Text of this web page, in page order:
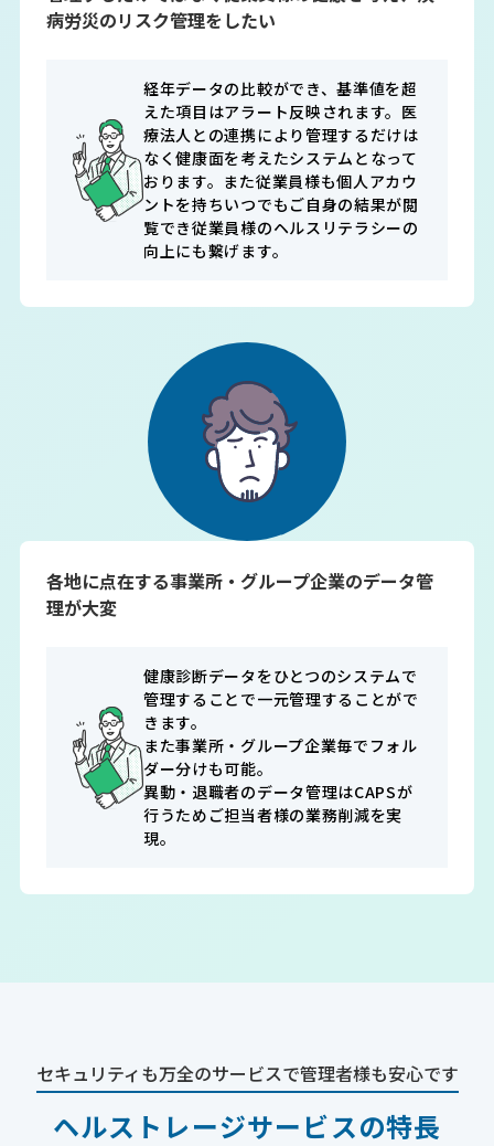
病労災のリスク管理をしたい
経年データの比較ができ、基準値を超
えた項目はアラート反映されます。医
療法人との連携により管理するだけは
なく健康面を考えたシステムとなって
おります。また従業員様も個人アカウ
ントを持ちいつでもご自身の結果が閲
覧でき従業員様のヘルスリテラシーの
向上にも繋げます。
各地に点在する事業所・グループ企業のデータ管
理が大変
健康診断データをひとつのシステムで
管理することで一元管理することがで
きます。
また事業所・グループ企業毎でフォル
ダー分けも可能。
異動・退職者のデータ管理はCAPSが
行うためご担当者様の業務削減を実
現。
セキュリティも万全のサービスで管理者様も安心です
ヘルストレージサービスの特長